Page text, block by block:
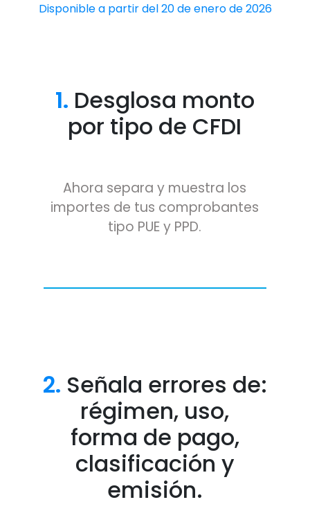
Disponible a partir del 20 de enero de 2026
1. Desglosa monto
por tipo de CFDI
Ahora separa y muestra los
importes de tus comprobantes
tipo PUE y PPD.
2. Señala errores de:
régimen, uso,
forma de pago,
clasificación y
emisión.